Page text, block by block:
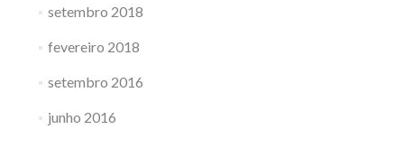
setembro 2018
fevereiro 2018
setembro 2016
junho 2016